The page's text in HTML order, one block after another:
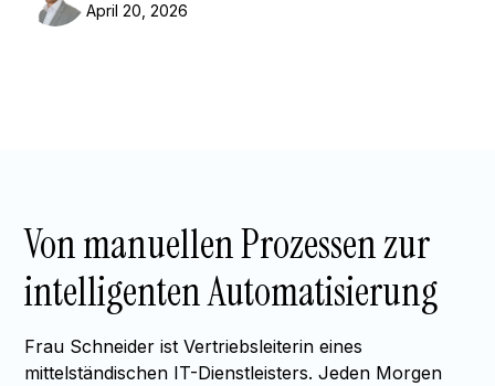
April 20, 2026
Von manuellen Prozessen zur
intelligenten Automatisierung
Frau Schneider ist Vertriebsleiterin eines
mittelständischen IT-Dienstleisters. Jeden Morgen